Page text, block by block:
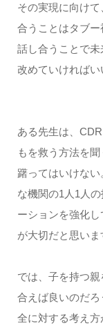
その実現に向け
合うことはタブー
話し合うことで
改めていければい
ある先生は、
もを救う方法を
躇ってはいけな
な機関の1人1人
ーションを強化
が大切だと思いま
では、子を持つ
合えば良いのだ
全に対する考え